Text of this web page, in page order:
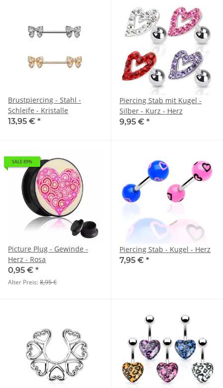
Brustpiercing - Stahl -
Schleife - Kristalle
13,95 € *
Piercing Stab mit Kugel -
Silber - Kurz - Herz
9,95 € *
SALE 89%
Picture Plug - Gewinde -
Herz - Rosa
0,95 € *
Alter Preis:8,95 €
Piercing Stab - Kugel - Herz
7,95 € *